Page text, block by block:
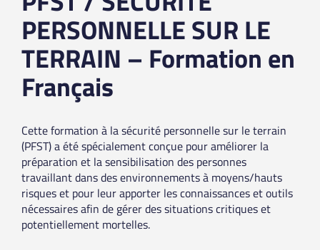
PERSONNELLE SUR LE
TERRAIN – Formation en
Français
Cette formation à la sécurité personnelle sur le terrain
(PFST) a été spécialement conçue pour améliorer la
préparation et la sensibilisation des personnes
travaillant dans des environnements à moyens/hauts
risques et pour leur apporter les connaissances et outils
nécessaires afin de gérer des situations critiques et
potentiellement mortelles.